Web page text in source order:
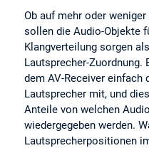
Ob auf mehr oder
sollen die Audio-Objekte
Klangverteilung sorgen
Lautsprecher-
dem AV-Receiver einfach
Lautsprecher mit, und
Anteile von welchen
wiedergegeben werden.
Lautsprecherpositionen